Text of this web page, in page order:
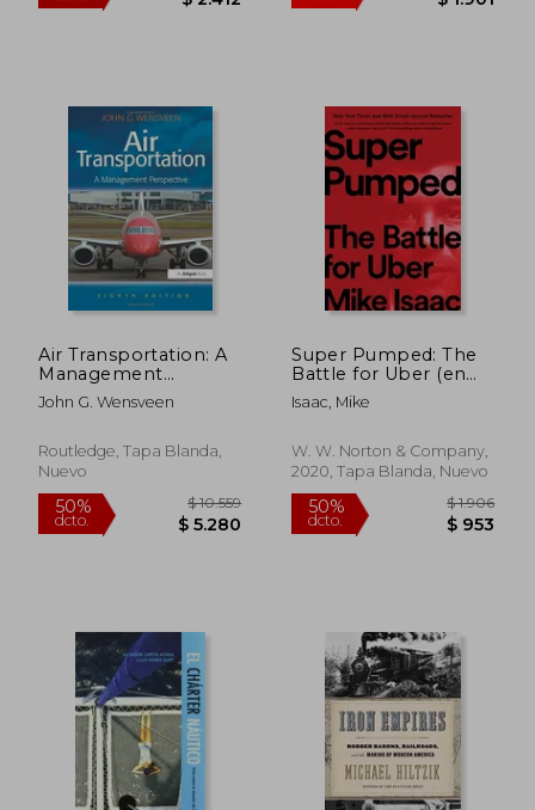
50%
dcto.
$ 4.825 40%
dcto.
Air Transportation: A
Management
Perspective
John G. Wensveen
Routledge, Tapa Blanda,
Nuevo
Super Pumped: The
Battle for Uber (en
Inglés)
Isaac, Mike
W. W. Norton & Company,
2020, Tapa Blanda, Nuevo